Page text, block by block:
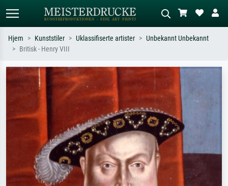
Søk etter kunstner, tittel eller stil – for
eksempel Monet, Stjernenatt,
impresjonisme, Hokusai-bølgen, akt.
Beskriv scenen – for eksempel grønn
eng, abstrakt med mye rødt, mørkt
oljemaleri, stående akt ved et tre.
Hjem Kunststiler Uklassifiserte artister
Unbekannt Unbekannt
Britisk - Henry VIII